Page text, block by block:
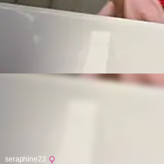
seraphine23